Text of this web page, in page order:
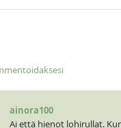
ainora100
Ai että hienot lohirullat.